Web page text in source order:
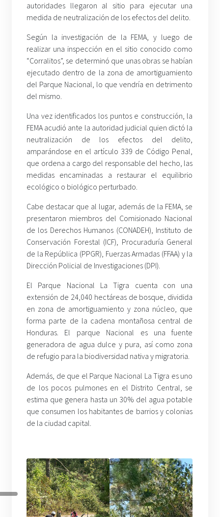
autoridades llegaron al sitio para ejecutar una
medida de neutralización de los efectos del delito.
Según la investigación de la FEMA, y luego de
realizar una inspección en el sitio conocido como
“Corralitos”, se determinó que unas obras se habían
ejecutado dentro de la zona de amortiguamiento
del Parque Nacional, lo que vendría en detrimento
del mismo.
Una vez identificados los puntos e construcción, la
FEMA acudió ante la autoridad judicial quien dictó la
neutralización de los efectos del delito,
amparándose en el artículo 339 de Código Penal,
que ordena a cargo del responsable del hecho, las
medidas encaminadas a restaurar el equilibrio
ecológico o biológico perturbado.
Cabe destacar que al lugar, además de la FEMA, se
presentaron miembros del Comisionado Nacional
de los Derechos Humanos (CONADEH), Instituto de
Conservación Forestal (ICF), Procuraduría General
de la República (PPGR), Fuerzas Armadas (FFAA) y la
Dirección Policial de Investigaciones (DPI).
El Parque Nacional La Tigra cuenta con una
extensión de 24,040 hectáreas de bosque, dividida
en zona de amortiguamiento y zona núcleo, que
forma parte de la cadena montañosa central de
Honduras. El parque Nacional es una fuente
generadora de agua dulce y pura, así como zona
de refugio para la biodiversidad nativa y migratoria.
Además, de que el Parque Nacional La Tigra es uno
de los pocos pulmones en el Distrito Central, se
estima que genera hasta un 30% del agua potable
que consumen los habitantes de barrios y colonias
de la ciudad capital.